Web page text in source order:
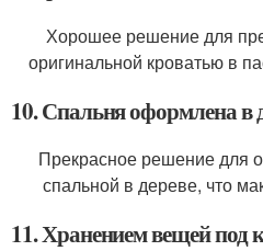
Хорошее решение для
оригинальной кроватью в
10. Спальня оформлена в
Прекрасное решение для
спальной в дереве, что
11. Хранением вещей под